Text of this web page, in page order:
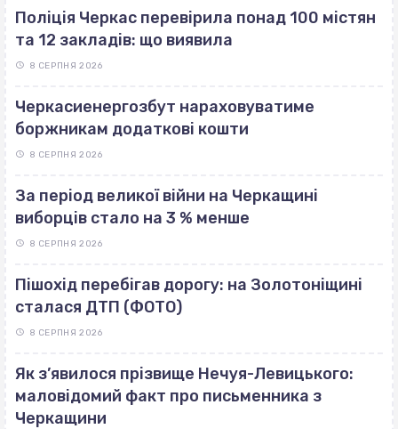
Поліція Черкас перевірила понад 100 містян
та 12 закладів: що виявила
8 СЕРПНЯ 2026
Черкасиенергозбут нараховуватиме
боржникам додаткові кошти
8 СЕРПНЯ 2026
За період великої війни на Черкащині
виборців стало на 3 % менше
8 СЕРПНЯ 2026
Пішохід перебігав дорогу: на Золотоніщині
сталася ДТП (ФОТО)
8 СЕРПНЯ 2026
Як з’явилося прізвище Нечуя-Левицького:
маловідомий факт про письменника з
Черкащини